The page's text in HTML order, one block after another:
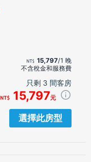
15,797/1 晚
不含稅金和服務費
只剩 3 間客房
15,797元
選擇此房型